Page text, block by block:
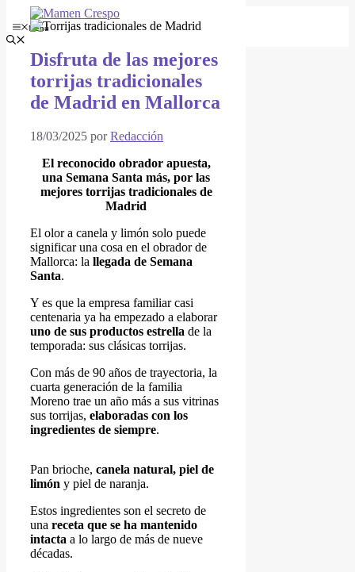
Menú
Disfruta de las mejores
torrijas tradicionales
de Madrid en Mallorca
18/03/2025 porRedacción
El reconocido obrador apuesta,
una Semana Santa más, por las
mejores torrijas tradicionales de
Madrid
El olor a canela y limón solo puede
significar una cosa en el obrador de
Mallorca: la llegada de Semana
Santa.
Y es que la empresa familiar casi
centenaria ya ha empezado a elaborar
uno de sus productos estrella de la
temporada: sus clásicas torrijas.
Con más de 90 años de trayectoria, la
cuarta generación de la familia
Moreno trae un año más a sus vitrinas
sus torrijas, elaboradas con los
ingredientes de siempre.
Pan brioche, canela natural, piel de
limón y piel de naranja.
Estos ingredientes son el secreto de
una receta que se ha mantenido
intacta a lo largo de más de nueve
décadas.